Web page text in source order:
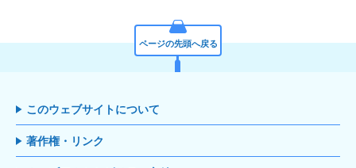
ページの先頭へ戻る
このウェブサイトについて
著作権・リンク